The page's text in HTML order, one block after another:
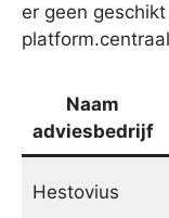
er geen
Naam
adviesbedrijf
Hestovius